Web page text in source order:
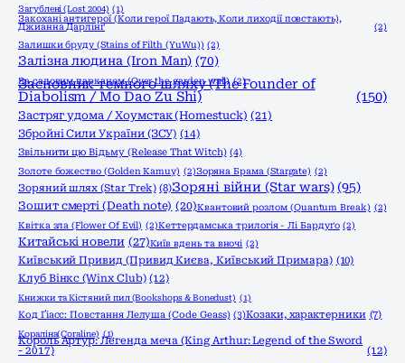
Загублені (Lost 2004) (1)
Закохані антигерої (Коли герої Падають, Коли лиходії повстають),
Джианна Дарлінґ
(2)
Залишки бруду (Stains of Filth (YuWu)) (2)
Залізна людина (Iron Man) (70)
За садовим парканом (Over the garden wall) (2)
Засновник темного шляху (The Founder of
Diabolism / Mo Dao Zu Shi) (150)
Застряг удома / Хоумстак (Homestuck) (21)
Збройні Сили України (ЗСУ) (14)
Звільнити цю Відьму (Release That Witch) (4)
Золоте божество (Golden Kamuy) (2)Зоряна Брама (Stargate) (2)
Зоряний шлях (Star Trek) (8)Зоряні війни (Star wars) (95)
Зошит смерті (Death note) (20)Квантовий розлом (Quantum Break) (2)
Квітка зла (Flower Of Evil) (2)Кеттердамська трилогія - Лі Бардуґо (2)
Китайські новели (27)Київ вдень та вночі (2)
Київський Привид (Привид Києва, Київський Примара) (10)
Клуб Вінкс (Winx Club) (12)
Книжки та Кістяний пил (Bookshops & Bonedust) (1)
Код Ґіасс: Повстання Лелуша (Code Geass) (3)Козаки, характерники (7)
Кораліна(Coraline) (1)
Король Артур: Легенда меча (King Arthur: Legend of the Sword
- 2017) (12)